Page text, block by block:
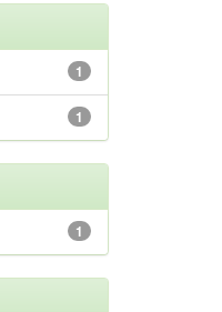
1
1
1